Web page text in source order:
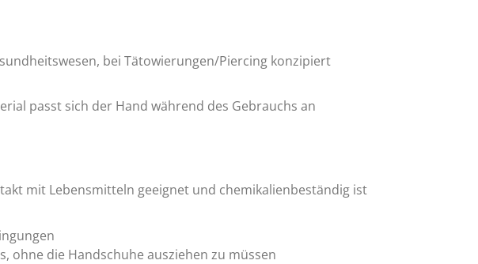
bei Tätowierungen/Piercing konzipiert
passt sich der Hand während des Gebrauchs an
mit Lebensmitteln geeignet und chemikalienbeständig ist
ohne die Handschuhe ausziehen zu müssen